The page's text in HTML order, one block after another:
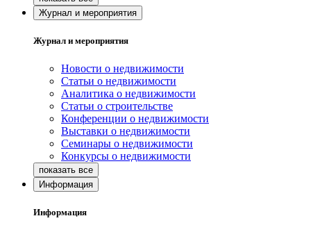
Журнал и мероприятия
Журнал и мероприятия
Новости о недвижимости
Статьи о недвижимости
Аналитика о недвижимости
Статьи о строительстве
Конференции о недвижимости
Выставки о недвижимости
Семинары о недвижимости
Конкурсы о недвижимости
Информация
Информация